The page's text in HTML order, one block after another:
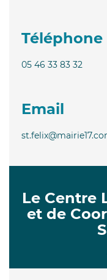
Téléphone
05 46 33 83 32
Email
Le Centre
et de